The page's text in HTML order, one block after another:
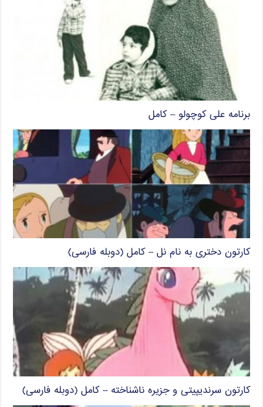
برنامه علی کوچولو – کامل
کارتون دختری به نام نل – کامل (دوبله فارسی)
کارتون سرندیپیتی و جزیره ناشناخته – کامل (دوبله فارسی)